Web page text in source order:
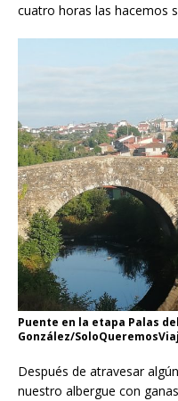
cuatro horas las hacemos
Puente en la etapa Palas
González/
Después de atravesar algún
nuestro albergue con